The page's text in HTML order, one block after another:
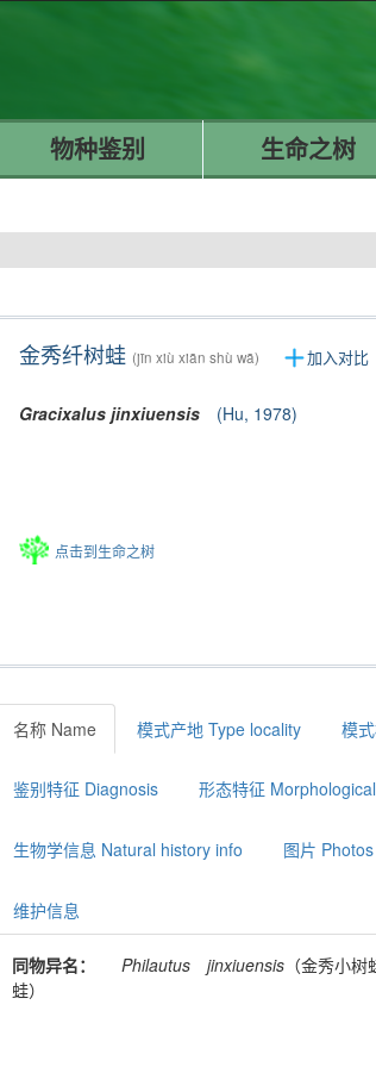
物种鉴别 生命之树
金秀纤树蛙 (jīn xiù xiān shù wā) 加入对比
Gracixalus jinxiuensis (Hu, 1978)
点击到生命之树
名称 Name 模式产地 Type locality 模
鉴别特征 Diagnosis 形态特征
生物学信息 Natural history info 图片 Photos
维护信息
同物异名： Philautus jinxiuensis （金秀小树
蛙）